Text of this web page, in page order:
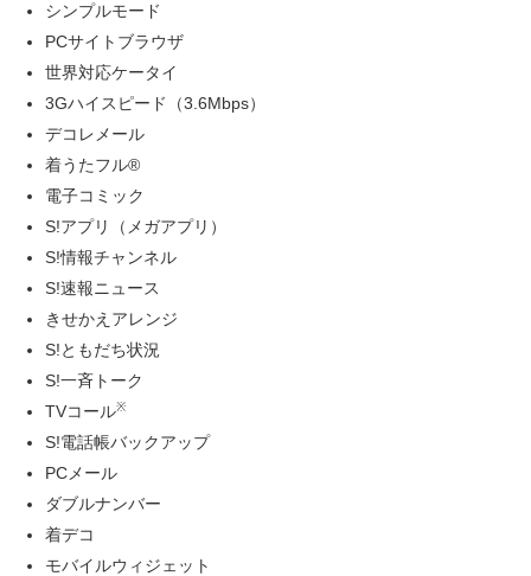
シンプルモード
PCサイトブラウザ
世界対応ケータイ
3Gハイスピード（3.6Mbps）
デコレメール
着うたフル®
電子コミック
S!アプリ（メガアプリ）
S!情報チャンネル
S!速報ニュース
きせかえアレンジ
S!ともだち状況
S!一斉トーク
TVコール※
S!電話帳バックアップ
PCメール
ダブルナンバー
着デコ
モバイルウィジェット